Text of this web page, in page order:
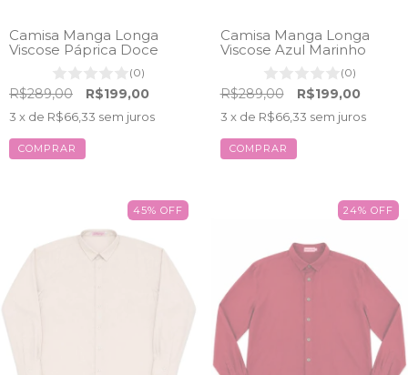
Camisa Manga Longa
Viscose Páprica Doce
(0)
R$289,00 R$199,00
3 x de R$66,33 sem juros
COMPRAR
Camisa Manga Longa
Viscose Azul Marinho
(0)
R$289,00 R$199,00
3 x de R$66,33 sem juros
COMPRAR
45% OFF 24% OFF